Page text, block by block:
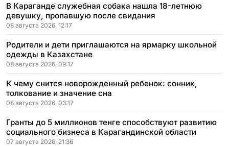
В Караганде служебная собака нашла 18-летнюю
девушку, пропавшую после свидания
08 августа 2026, 12:17
Родители и дети приглашаются на ярмарку школьной
одежды в Казахстане
08 августа 2026, 09:17
К чему снится новорожденный ребенок: сонник,
толкование и значение сна
08 августа 2026, 03:17
Гранты до 5 миллионов тенге способствуют развитию
социального бизнеса в Карагандинской области
07 августа 2026, 21:36